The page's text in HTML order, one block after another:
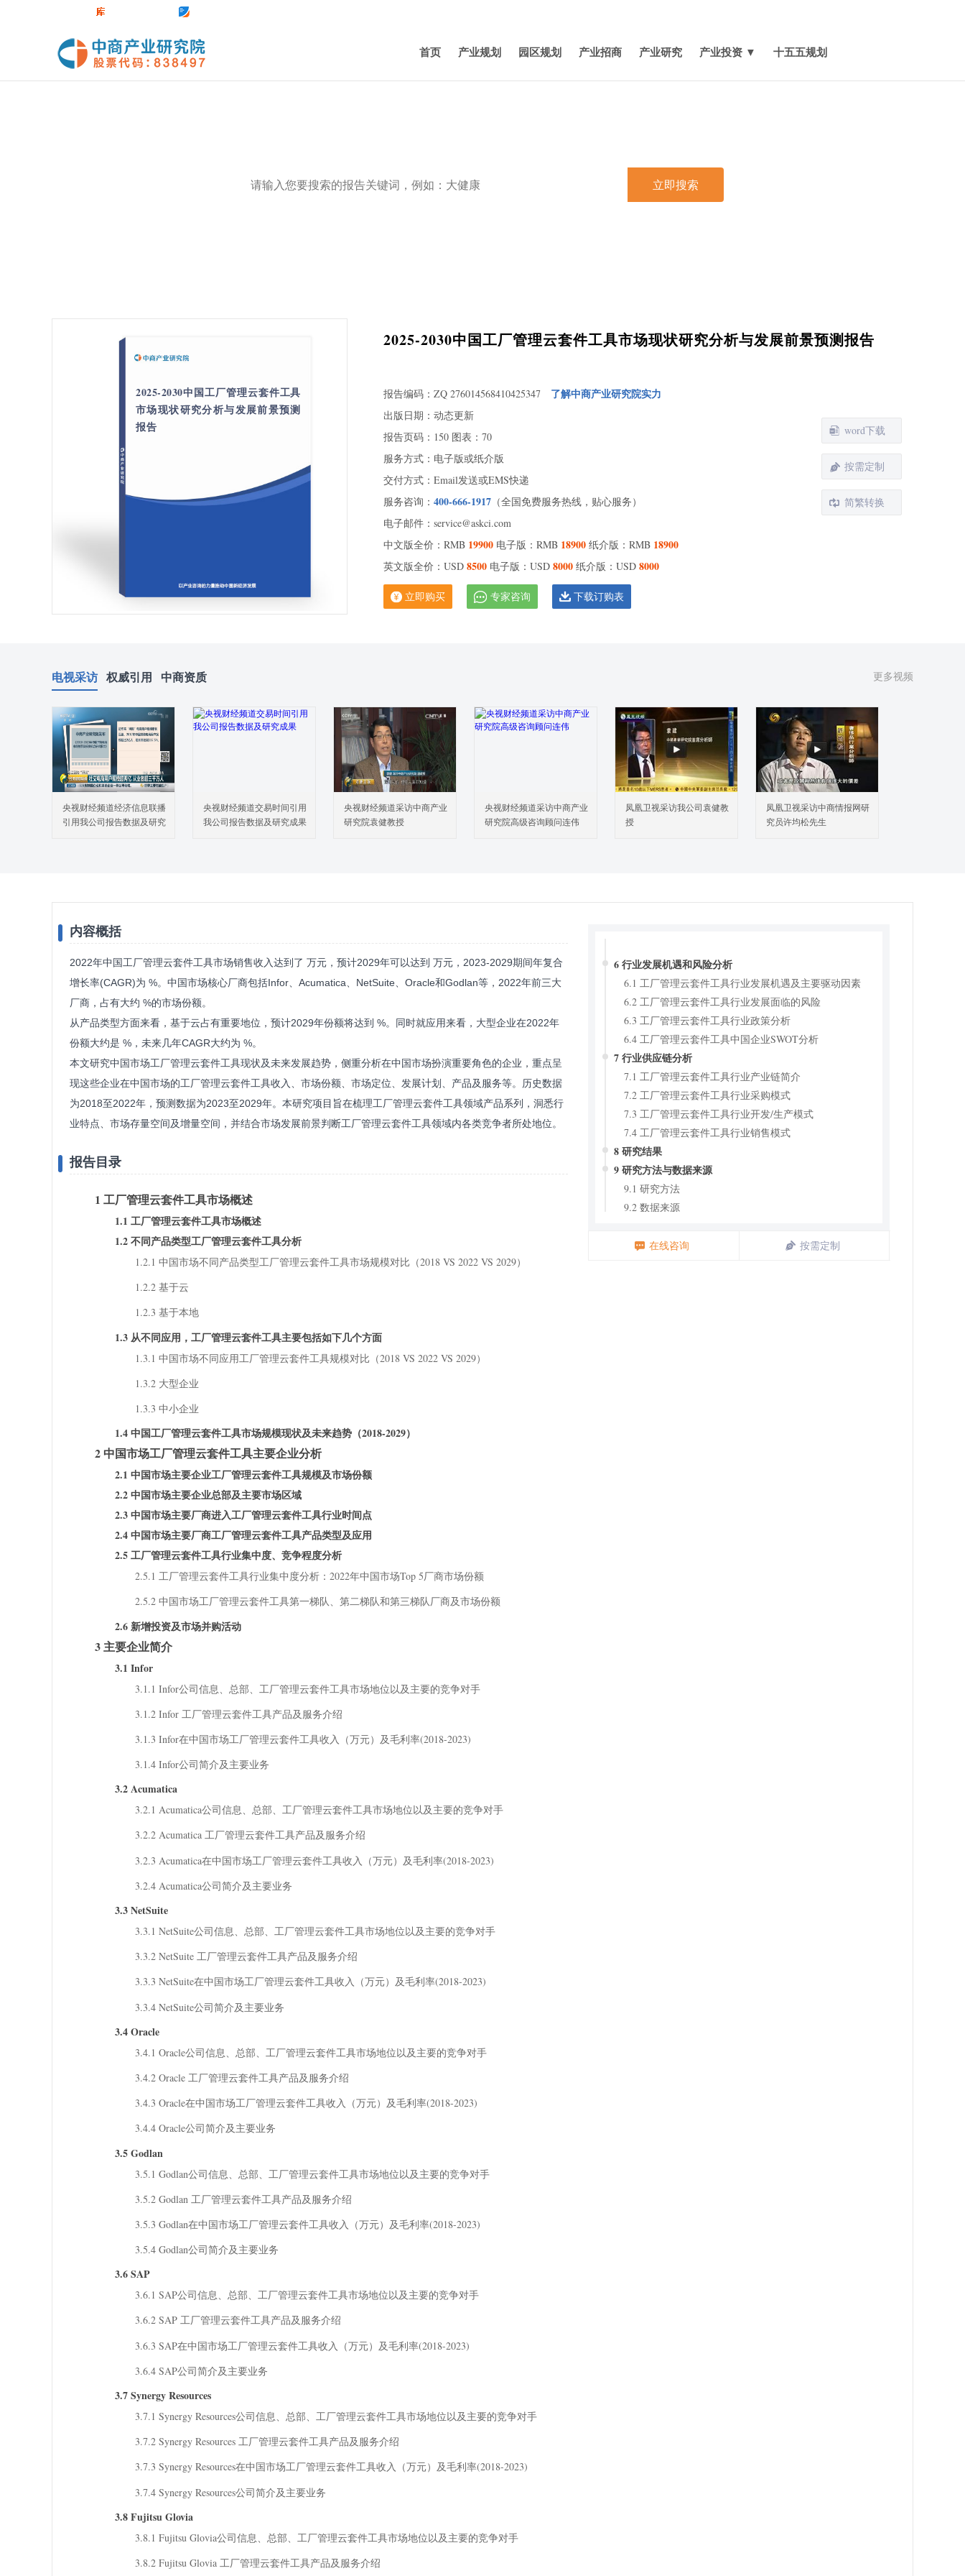
首页 产业规划 园区规划 产业招商 产业研究 产业投资 ▼ 十五五规划
立即搜索
2025-2030中国工厂管理云套件工具
市场现状研究分析与发展前景预测
报告
2025-2030中国工厂管理云套件工具市场现状研究分析与发展前景预测报告
报告编码：ZQ 276014568410425347 了解中商产业研究院实力
出版日期：动态更新
报告页码：150 图表：70
服务方式：电子版或纸介版
交付方式：Email发送或EMS快递
服务咨询： 400-666-1917 （全国免费服务热线，贴心服务）
电子邮件：service@askci.com
中文版全价：RMB 19900 电子版：RMB 18900 纸介版：RMB 18900
英文版全价：USD 8500 电子版：USD 8000 纸介版：USD 8000
立即购买 专家咨询 下载订购表
word下载
按需定制
简繁转换
电视采访 权威引用 中商资质
央视财经频道经济信息联播
引用我公司报告数据及研究
央视财经频道交易时间引用
我公司报告数据及研究成果
央视财经频道采访中商产业
研究院袁健教授
央视财经频道采访中商产业
研究院高级咨询顾问连伟
凤凰卫视采访我公司袁健教
授
凤凰卫视采访中商情报网研
究员许均松先生
更多视频
内容概括
2022年中国工厂管理云套件工具市场销售收入达到了 万元，预计2029年可以达到 万元，2023-2029期间年复合
增长率(CAGR)为 %。中国市场核心厂商包括Infor、Acumatica、NetSuite、Oracle和Godlan等，2022年前三大
厂商，占有大约 %的市场份额。
从产品类型方面来看，基于云占有重要地位，预计2029年份额将达到 %。同时就应用来看，大型企业在2022年
份额大约是 %，未来几年CAGR大约为 %。
本文研究中国市场工厂管理云套件工具现状及未来发展趋势，侧重分析在中国市场扮演重要角色的企业，重点呈
现这些企业在中国市场的工厂管理云套件工具收入、市场份额、市场定位、发展计划、产品及服务等。历史数据
为2018至2022年，预测数据为2023至2029年。本研究项目旨在梳理工厂管理云套件工具领域产品系列，洞悉行
业特点、市场存量空间及增量空间，并结合市场发展前景判断工厂管理云套件工具领域内各类竞争者所处地位。
报告目录
1 工厂管理云套件工具市场概述
1.1 工厂管理云套件工具市场概述
1.2 不同产品类型工厂管理云套件工具分析
1.2.1 中国市场不同产品类型工厂管理云套件工具市场规模对比（2018 VS 2022 VS 2029）
1.2.2 基于云
1.2.3 基于本地
1.3 从不同应用，工厂管理云套件工具主要包括如下几个方面
1.3.1 中国市场不同应用工厂管理云套件工具规模对比（2018 VS 2022 VS 2029）
1.3.2 大型企业
1.3.3 中小企业
1.4 中国工厂管理云套件工具市场规模现状及未来趋势（2018-2029）
2 中国市场工厂管理云套件工具主要企业分析
2.1 中国市场主要企业工厂管理云套件工具规模及市场份额
2.2 中国市场主要企业总部及主要市场区域
2.3 中国市场主要厂商进入工厂管理云套件工具行业时间点
2.4 中国市场主要厂商工厂管理云套件工具产品类型及应用
2.5 工厂管理云套件工具行业集中度、竞争程度分析
2.5.1 工厂管理云套件工具行业集中度分析：2022年中国市场Top 5厂商市场份额
2.5.2 中国市场工厂管理云套件工具第一梯队、第二梯队和第三梯队厂商及市场份额
2.6 新增投资及市场并购活动
3 主要企业简介
3.1 Infor
3.1.1 Infor公司信息、总部、工厂管理云套件工具市场地位以及主要的竞争对手
3.1.2 Infor 工厂管理云套件工具产品及服务介绍
3.1.3 Infor在中国市场工厂管理云套件工具收入（万元）及毛利率(2018-2023)
3.1.4 Infor公司简介及主要业务
3.2 Acumatica
3.2.1 Acumatica公司信息、总部、工厂管理云套件工具市场地位以及主要的竞争对手
3.2.2 Acumatica 工厂管理云套件工具产品及服务介绍
3.2.3 Acumatica在中国市场工厂管理云套件工具收入（万元）及毛利率(2018-2023)
3.2.4 Acumatica公司简介及主要业务
3.3 NetSuite
3.3.1 NetSuite公司信息、总部、工厂管理云套件工具市场地位以及主要的竞争对手
3.3.2 NetSuite 工厂管理云套件工具产品及服务介绍
3.3.3 NetSuite在中国市场工厂管理云套件工具收入（万元）及毛利率(2018-2023)
3.3.4 NetSuite公司简介及主要业务
3.4 Oracle
3.4.1 Oracle公司信息、总部、工厂管理云套件工具市场地位以及主要的竞争对手
3.4.2 Oracle 工厂管理云套件工具产品及服务介绍
3.4.3 Oracle在中国市场工厂管理云套件工具收入（万元）及毛利率(2018-2023)
3.4.4 Oracle公司简介及主要业务
3.5 Godlan
3.5.1 Godlan公司信息、总部、工厂管理云套件工具市场地位以及主要的竞争对手
3.5.2 Godlan 工厂管理云套件工具产品及服务介绍
3.5.3 Godlan在中国市场工厂管理云套件工具收入（万元）及毛利率(2018-2023)
3.5.4 Godlan公司简介及主要业务
3.6 SAP
3.6.1 SAP公司信息、总部、工厂管理云套件工具市场地位以及主要的竞争对手
3.6.2 SAP 工厂管理云套件工具产品及服务介绍
3.6.3 SAP在中国市场工厂管理云套件工具收入（万元）及毛利率(2018-2023)
3.6.4 SAP公司简介及主要业务
3.7 Synergy Resources
3.7.1 Synergy Resources公司信息、总部、工厂管理云套件工具市场地位以及主要的竞争对手
3.7.2 Synergy Resources 工厂管理云套件工具产品及服务介绍
3.7.3 Synergy Resources在中国市场工厂管理云套件工具收入（万元）及毛利率(2018-2023)
3.7.4 Synergy Resources公司简介及主要业务
3.8 Fujitsu Glovia
3.8.1 Fujitsu Glovia公司信息、总部、工厂管理云套件工具市场地位以及主要的竞争对手
3.8.2 Fujitsu Glovia 工厂管理云套件工具产品及服务介绍
1.2 不同产品类型工厂管理云套件工具分析
1.3 从不同应用，工厂管理云套件工具主要包括如下几个
（2018-2029）
2.1 中国市场主要企业工厂管理云套件工具规模及市场份
点
2.4 中国市场主要厂商工厂管理云套件工具产品类型及应
2.5 工厂管理云套件工具行业集中度、竞争程度分析
2.6 新增投资及市场并购活动
3 主要企业简介
3.1 Infor
3.7 Synergy Resources
3.8 Fujitsu Glovia
3.9 RootstockSoftware
3.10 IQMS
4 中国不同类型工厂管理云套件工具规模及预测
4.1 中国不同类型工厂管理云套件工具规模及市场份额
（2018-2023）
6 行业发展机遇和风险分析
6.1 工厂管理云套件工具行业发展机遇及主要驱动因素
6.2 工厂管理云套件工具行业发展面临的风险
6.3 工厂管理云套件工具行业政策分析
6.4 工厂管理云套件工具中国企业SWOT分析
7 行业供应链分析
7.1 工厂管理云套件工具行业产业链简介
7.2 工厂管理云套件工具行业采购模式
7.3 工厂管理云套件工具行业开发/生产模式
7.4 工厂管理云套件工具行业销售模式
8 研究结果
9 研究方法与数据来源
9.1 研究方法
9.2 数据来源
9.4 免责声明
在线咨询 按需定制